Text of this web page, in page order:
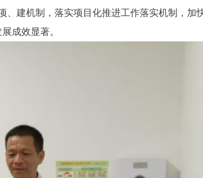
建机制，落实项目化推进工作落实机制，加
成效显著。